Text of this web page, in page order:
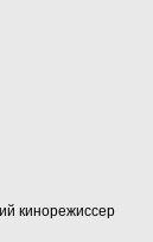
кинорежиссер